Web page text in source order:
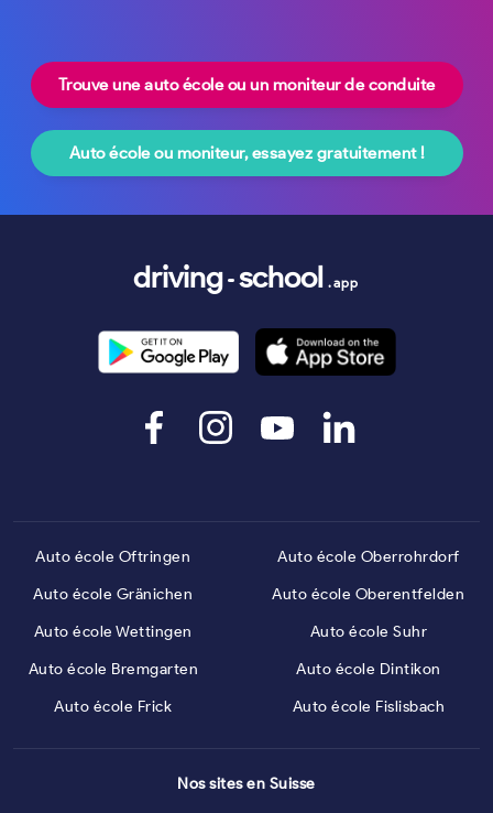
Trouve une auto école ou un moniteur de conduite
Auto école ou moniteur, essayez gratuitement !
driving school .app
Auto école Oftringen
Auto école Gränichen
Auto école Wettingen
Auto école Bremgarten
Auto école Frick
Auto école Oberrohrdorf
Auto école Oberentfelden
Auto école Suhr
Auto école Dintikon
Auto école Fislisbach
Nos sites en Suisse